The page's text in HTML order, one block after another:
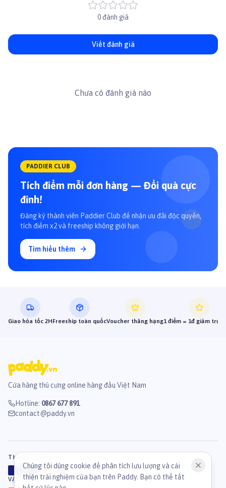
0 đánh giá
Viết đánh giá
Chưa có đánh giá nào
PADDIER CLUB
Tích điểm mỗi đơn hàng — Đổi quà cực
đỉnh!
Đăng ký thành viên Paddier Club để nhận ưu đãi độc quyền,
tích điểm x2 và freeship không giới hạn.
Tìm hiểu thêm
Giao hỏa tốc 2HFreeship toàn quốcVoucher thăng hạng1 điểm = 1đ giảm trực
Cửa hàng thú cưng online hàng đầu Việt Nam
Hotline: 0867 677 891
contact@paddy.vn
THANH TOÁN
B
VẬN CHUYỂN
Chúng tôi dùng cookie để phân tích lưu lượng và cải
thiện trải nghiệm của bạn trên Paddy. Bạn có thể tắt